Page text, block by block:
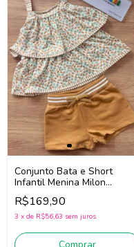
Conjunto Bata e Short
Infantil Menina Milon
2001743 (Bege)
R$169,90
3 x de R$56,63 sem juros
Comprar